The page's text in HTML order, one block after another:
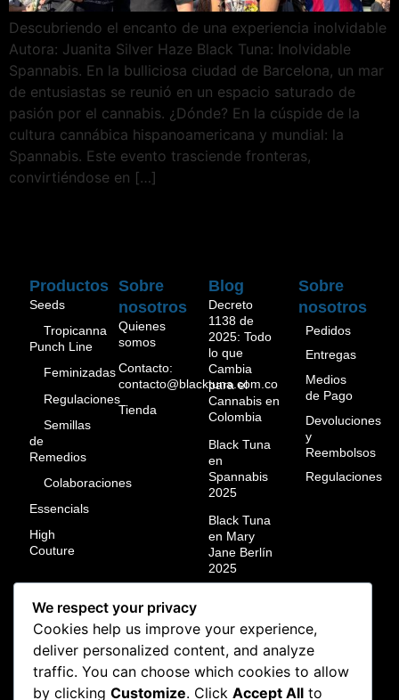
Descubriendo el encanto de una experiencia inolvidable
Autora: Juanita Silver Haze Black Tuna: Inolvidable
Spannabis. En la bulliciosa ciudad de Barcelona, un mar
de entusiastas se reunió en un espacio saturado de
pasión por el cannabis. ¿Dónde? En la cúspide de la
cultura cannábica hispanoamericana y mundial: la
Spannabis. Este evento trasciende fronteras,
convirtiéndose en […]
Productos
Seeds
Tropicanna
Punch Line
Feminizadas
Regulaciones
Semillas
de
Remedios
Colaboraciones
Essencials
High
Couture
Sobre
nosotros
Quienes
somos
Contacto:
contacto@blacktuna.com.co
Tienda
Blog
Decreto
1138 de
2025: Todo
lo que
Cambia
para el
Cannabis en
Colombia
Black Tuna
en
Spannabis
2025
Black Tuna
en Mary
Jane Berlín
2025
mundial en
ResinMania
México
2024
Sobre
nosotros
Pedidos
Entregas
Medios
de Pago
Devoluciones
y
Reembolsos
Regulaciones
We respect your privacy
Cookies help us improve your experience,
deliver personalized content, and analyze
traffic. You can choose which cookies to allow
by clicking Customize. Click Accept All to